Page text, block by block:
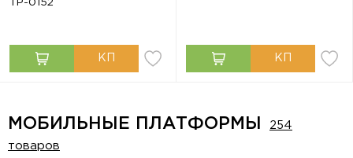
ТР-0152
МОБИЛЬНЫЕ ПЛАТФОРМЫ
254
товаров